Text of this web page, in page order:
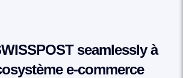
seamlessly à
e-commerce